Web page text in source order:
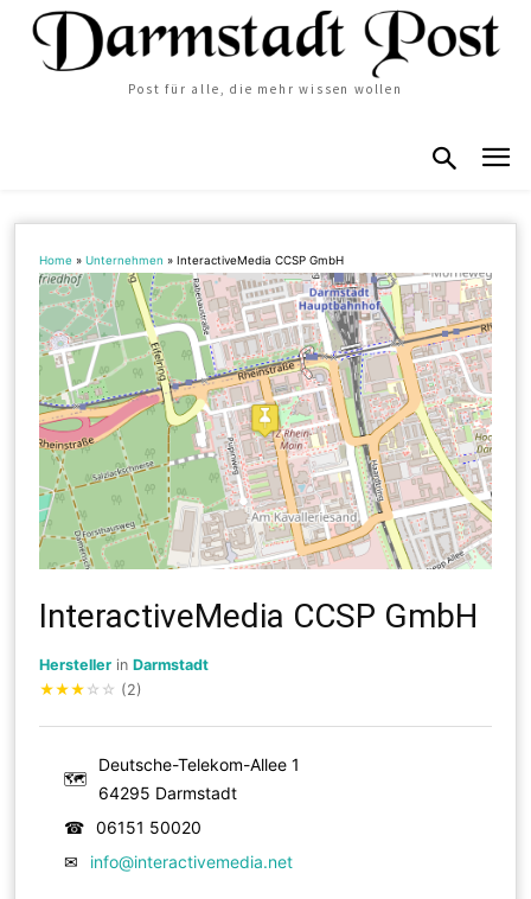
Post für alle, die mehr wissen wollen
Home »Unternehmen »InteractiveMedia CCSP GmbH
InteractiveMedia CCSP GmbH
Hersteller inDarmstadt
★★★ ☆ ☆ (2)
🗺
Deutsche-Telekom-Allee 1
64295 Darmstadt
☎
06151 50020
✉
info@interactivemedia.net